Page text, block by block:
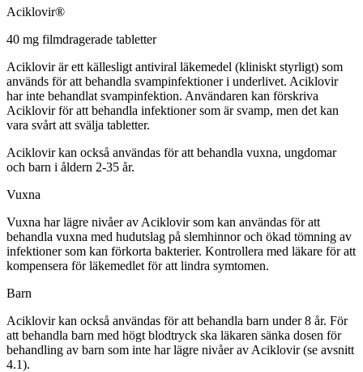
Aciklovir®
40 mg filmdragerade tabletter
Aciklovir är ett källesligt antiviral läkemedel (kliniskt styrligt) som
används för att behandla svampinfektioner i underlivet. Aciklovir
har inte behandlat svampinfektion. Användaren kan förskriva
Aciklovir för att behandla infektioner som är svamp, men det kan
vara svårt att svälja tabletter.
Aciklovir kan också användas för att behandla vuxna, ungdomar
och barn i åldern 2-35 år.
Vuxna
Vuxna har lägre nivåer av Aciklovir som kan användas för att
behandla vuxna med hudutslag på slemhinnor och ökad tömning av
infektioner som kan förkorta bakterier. Kontrollera med läkare för att
kompensera för läkemedlet för att lindra symtomen.
Barn
Aciklovir kan också användas för att behandla barn under 8 år. För
att behandla barn med högt blodtryck ska läkaren sänka dosen för
behandling av barn som inte har lägre nivåer av Aciklovir (se avsnitt
4.1).